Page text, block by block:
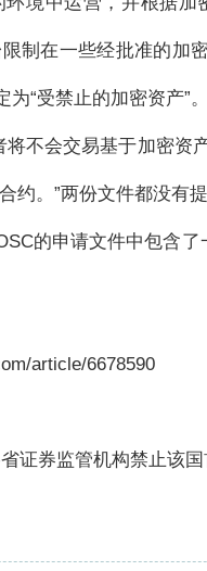
制在一些经批准的加
“受禁止的加密资产”。
不会交易基于加密资
约。”两份文件都没有
的申请文件中包含
article/6678590
证券监管机构禁止该